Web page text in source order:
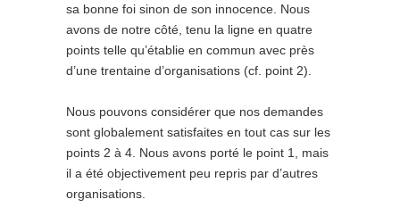
sa bonne foi sinon de son innocence. Nous
avons de notre côté, tenu la ligne en quatre
points telle qu’établie en commun avec près
d’une trentaine d’organisations (cf. point 2).
Nous pouvons considérer que nos demandes
sont globalement satisfaites en tout cas sur les
points 2 à 4. Nous avons porté le point 1, mais
il a été objectivement peu repris par d’autres
organisations.